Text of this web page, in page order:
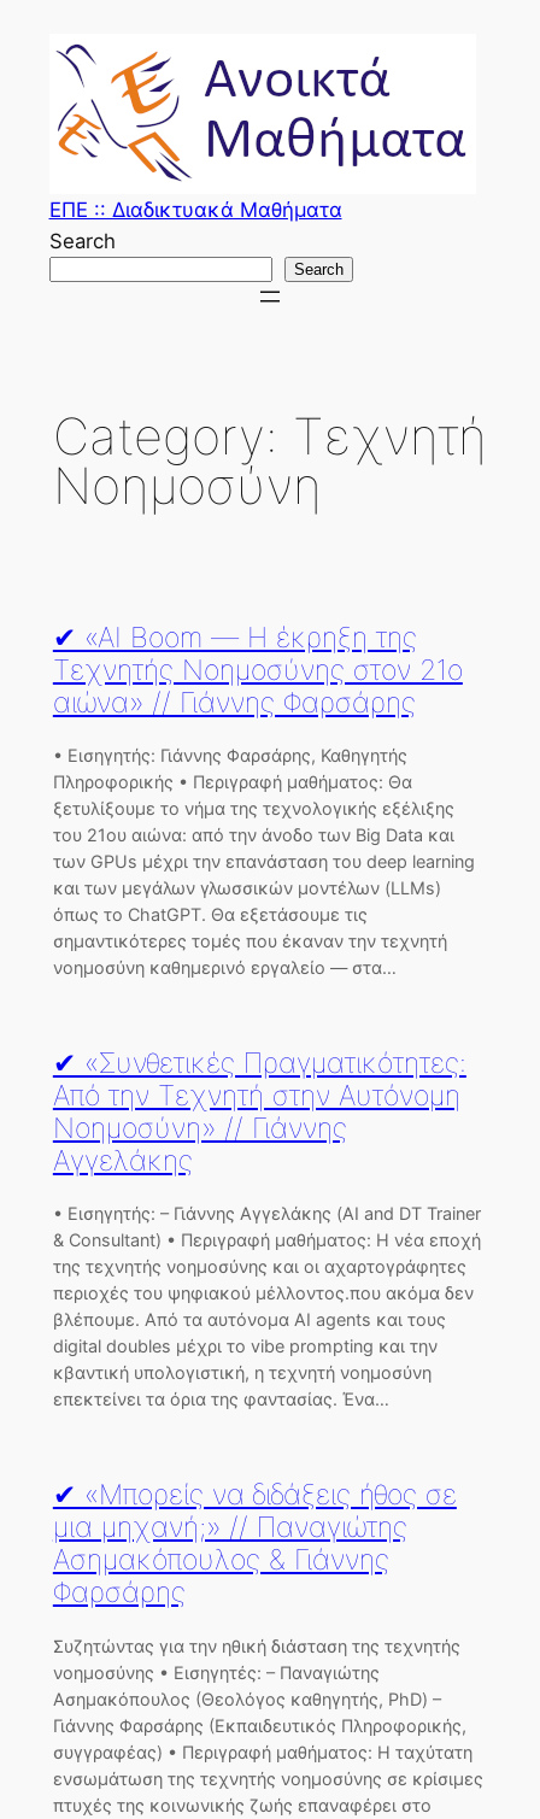
content
ΕΠΕ :: Διαδικτυακά Μαθήματα
Search
Search
Category: Τεχνητή
Νοημοσύνη
✔ «AI Boom — Η έκρηξη της
Τεχνητής Νοημοσύνης στον 21ο
αιώνα» // Γιάννης Φαρσάρης
• Εισηγητής: Γιάννης Φαρσάρης, Καθηγητής
Πληροφορικής • Περιγραφή μαθήματος: Θα
ξετυλίξουμε το νήμα της τεχνολογικής εξέλιξης
του 21ου αιώνα: από την άνοδο των Big Data και
των GPUs μέχρι την επανάσταση του deep learning
και των μεγάλων γλωσσικών μοντέλων (LLMs)
όπως το ChatGPT. Θα εξετάσουμε τις
σημαντικότερες τομές που έκαναν την τεχνητή
νοημοσύνη καθημερινό εργαλείο — στα…
✔ «Συνθετικές Πραγματικότητες:
Από την Τεχνητή στην Αυτόνομη
Νοημοσύνη» // Γιάννης
Αγγελάκης
• Εισηγητής: – Γιάννης Αγγελάκης (AI and DT Trainer
& Consultant) • Περιγραφή μαθήματος: Η νέα εποχή
της τεχνητής νοημοσύνης και οι αχαρτογράφητες
περιοχές του ψηφιακού μέλλοντος.που ακόμα δεν
βλέπουμε. Από τα αυτόνομα AI agents και τους
digital doubles μέχρι το vibe prompting και την
κβαντική υπολογιστική, η τεχνητή νοημοσύνη
επεκτείνει τα όρια της φαντασίας. Ένα…
✔ «Μπορείς να διδάξεις ήθος σε
μια μηχανή;» // Παναγιώτης
Ασημακόπουλος & Γιάννης
Φαρσάρης
Συζητώντας για την ηθική διάσταση της τεχνητής
νοημοσύνης • Εισηγητές: – Παναγιώτης
Ασημακόπουλος (Θεολόγος καθηγητής, PhD) –
Γιάννης Φαρσάρης (Εκπαιδευτικός Πληροφορικής,
συγγραφέας) • Περιγραφή μαθήματος: Η ταχύτατη
ενσωμάτωση της τεχνητής νοημοσύνης σε κρίσιμες
πτυχές της κοινωνικής ζωής επαναφέρει στο